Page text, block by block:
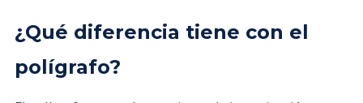
¿Qué diferencia tiene con el
polígrafo?